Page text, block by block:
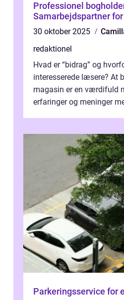
Professionel
Samarbejdspartner
30 oktober 2025
redaktionel
Hvad er “bidrag” og
interesserede læsere? At
magasin er en værdifuld
erfaringer og meninger
Parkeringsservice for